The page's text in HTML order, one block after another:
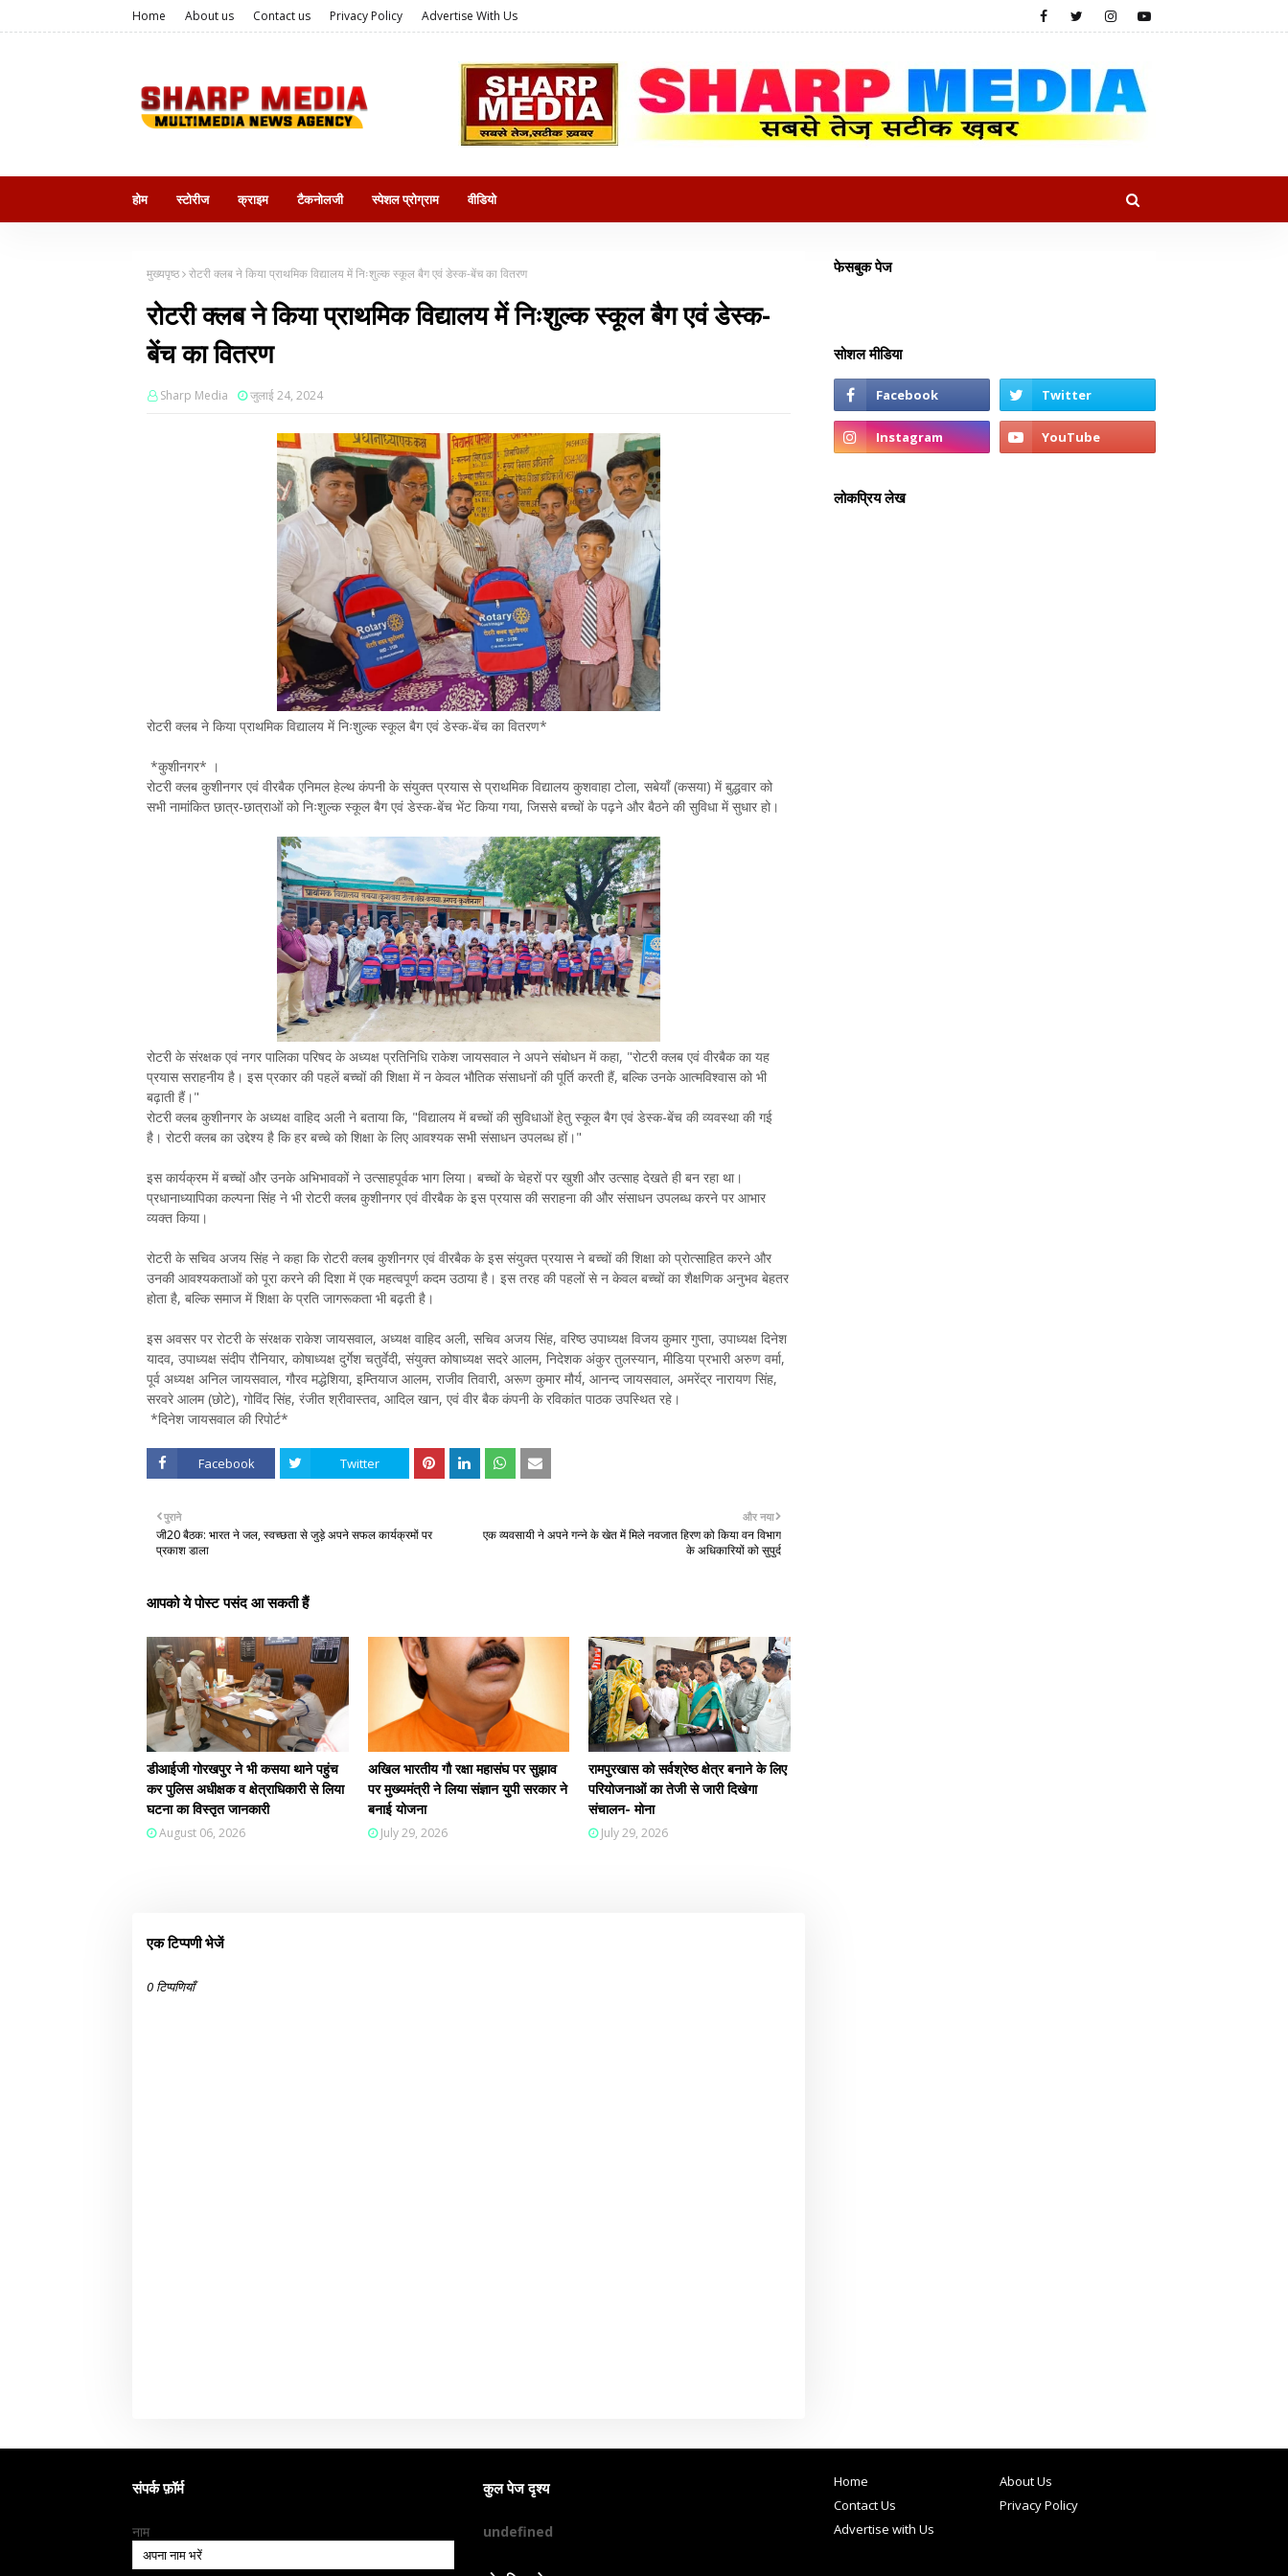
Home About us Contact us Privacy Policy Advertise With Us
होम स्टोरीज क्राइम टैकनोलजी स्पेशल प्रोग्राम वीडियो
मुख्यपृष्ठ रोटरी क्लब ने किया प्राथमिक विद्यालय में निःशुल्क स्कूल बैग एवं डेस्क-बेंच का वितरण
रोटरी क्लब ने किया प्राथमिक विद्यालय में निःशुल्क स्कूल बैग एवं डेस्क-
बेंच का वितरण
Sharp Media जुलाई 24, 2024
रोटरी क्लब ने किया प्राथमिक विद्यालय में निःशुल्क स्कूल बैग एवं डेस्क-बेंच का वितरण*
*कुशीनगर* ।
रोटरी क्लब कुशीनगर एवं वीरबैक एनिमल हेल्थ कंपनी के संयुक्त प्रयास से प्राथमिक विद्यालय कुशवाहा टोला, सबेयाँ (कसया) में बुद्धवार को
सभी नामांकित छात्र-छात्राओं को निःशुल्क स्कूल बैग एवं डेस्क-बेंच भेंट किया गया, जिससे बच्चों के पढ़ने और बैठने की सुविधा में सुधार हो।
रोटरी के संरक्षक एवं नगर पालिका परिषद के अध्यक्ष प्रतिनिधि राकेश जायसवाल ने अपने संबोधन में कहा, "रोटरी क्लब एवं वीरबैक का यह
प्रयास सराहनीय है। इस प्रकार की पहलें बच्चों की शिक्षा में न केवल भौतिक संसाधनों की पूर्ति करती हैं, बल्कि उनके आत्मविश्वास को भी
बढ़ाती हैं।"
रोटरी क्लब कुशीनगर के अध्यक्ष वाहिद अली ने बताया कि, "विद्यालय में बच्चों की सुविधाओं हेतु स्कूल बैग एवं डेस्क-बेंच की व्यवस्था की गई
है। रोटरी क्लब का उद्देश्य है कि हर बच्चे को शिक्षा के लिए आवश्यक सभी संसाधन उपलब्ध हों।"
इस कार्यक्रम में बच्चों और उनके अभिभावकों ने उत्साहपूर्वक भाग लिया। बच्चों के चेहरों पर खुशी और उत्साह देखते ही बन रहा था।
प्रधानाध्यापिका कल्पना सिंह ने भी रोटरी क्लब कुशीनगर एवं वीरबैक के इस प्रयास की सराहना की और संसाधन उपलब्ध करने पर आभार
व्यक्त किया।
रोटरी के सचिव अजय सिंह ने कहा कि रोटरी क्लब कुशीनगर एवं वीरबैक के इस संयुक्त प्रयास ने बच्चों की शिक्षा को प्रोत्साहित करने और
उनकी आवश्यकताओं को पूरा करने की दिशा में एक महत्वपूर्ण कदम उठाया है। इस तरह की पहलों से न केवल बच्चों का शैक्षणिक अनुभव बेहतर
होता है, बल्कि समाज में शिक्षा के प्रति जागरूकता भी बढ़ती है।
इस अवसर पर रोटरी के संरक्षक राकेश जायसवाल, अध्यक्ष वाहिद अली, सचिव अजय सिंह, वरिष्ठ उपाध्यक्ष विजय कुमार गुप्ता, उपाध्यक्ष दिनेश
यादव, उपाध्यक्ष संदीप रौनियार, कोषाध्यक्ष दुर्गेश चतुर्वेदी, संयुक्त कोषाध्यक्ष सदरे आलम, निदेशक अंकुर तुलस्यान, मीडिया प्रभारी अरुण वर्मा,
पूर्व अध्यक्ष अनिल जायसवाल, गौरव मद्धेशिया, इम्तियाज आलम, राजीव तिवारी, अरूण कुमार मौर्य, आनन्द जायसवाल, अमरेंद्र नारायण सिंह,
सरवरे आलम (छोटे), गोविंद सिंह, रंजीत श्रीवास्तव, आदिल खान, एवं वीर बैक कंपनी के रविकांत पाठक उपस्थित रहे।
*दिनेश जायसवाल की रिपोर्ट*
Facebook Twitter
और नया
एक व्यवसायी ने अपने गन्ने के खेत में मिले नवजात हिरण को किया वन विभाग
के अधिकारियों को सुपुर्द
पुराने
जी20 बैठक: भारत ने जल, स्वच्छता से जुड़े अपने सफल कार्यक्रमों पर
प्रकाश डाला
आपको ये पोस्ट पसंद आ सकती हैं
डीआईजी गोरखपुर ने भी कसया थाने पहुंच
कर पुलिस अधीक्षक व क्षेत्राधिकारी से लिया
घटना का विस्तृत जानकारी
August 06, 2026
अखिल भारतीय गौ रक्षा महासंघ पर सुझाव
पर मुख्यमंत्री ने लिया संज्ञान युपी सरकार ने
बनाई योजना
July 29, 2026
रामपुरखास को सर्वश्रेष्ठ क्षेत्र बनाने के लिए
परियोजनाओं का तेजी से जारी दिखेगा
संचालन- मोना
July 29, 2026
एक टिप्पणी भेजें
0 टिप्पणियाँ
फेसबुक पेज
सोशल मीडिया
लोकप्रिय लेख
संपर्क फ़ॉर्म
नाम
कुल पेज दृश्य
undefned
Home
About Us
Contact Us
Privacy Policy
Advertise with Us